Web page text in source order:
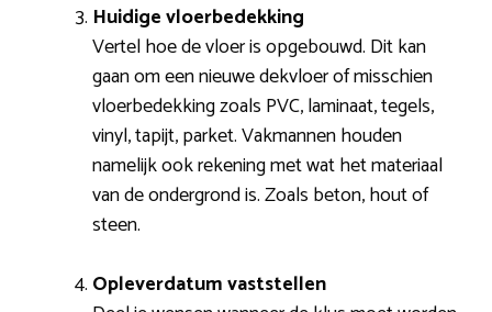
Huidige vloerbedekking
Vertel hoe de vloer is opgebouwd. Dit kan
gaan om een nieuwe dekvloer of misschien
vloerbedekking zoals PVC, laminaat, tegels,
vinyl, tapijt, parket. Vakmannen houden
namelijk ook rekening met wat het materiaal
van de ondergrond is. Zoals beton, hout of
steen.
Opleverdatum vaststellen